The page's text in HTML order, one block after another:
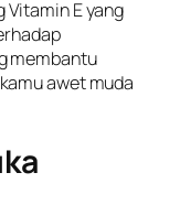
Vitamin E yang
membantu
awet muda